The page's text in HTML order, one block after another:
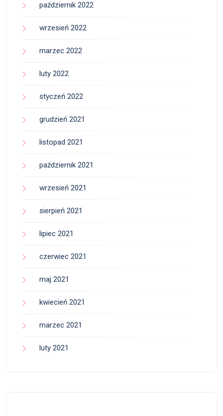
październik 2022
wrzesień 2022
marzec 2022
luty 2022
styczeń 2022
grudzień 2021
listopad 2021
październik 2021
wrzesień 2021
sierpień 2021
lipiec 2021
czerwiec 2021
maj 2021
kwiecień 2021
marzec 2021
luty 2021